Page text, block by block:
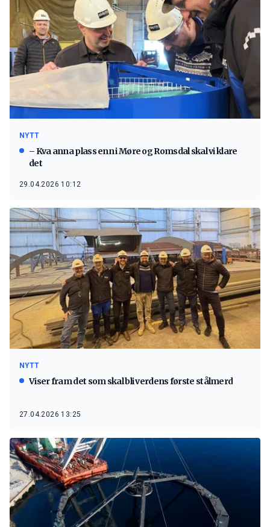
NYTT
– Kva anna plass enn i Møre og Romsdal skal vi klare
det
29.04.2026 10:12
NYTT
Viser fram det som skal bli verdens første stålmerd
27.04.2026 13:25